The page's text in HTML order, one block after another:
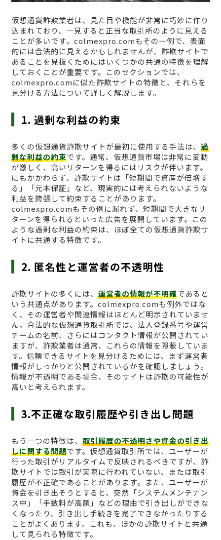
仮想通貨詐欺業者は、見た目や機能が非常に巧妙に作り
込まれており、一見すると正当な取引所のように見える
ことが多いです。colmexpro.comもその一例で、表面
的には合法的に見えるかもしれませんが、詐欺サイトで
あることを見抜くためにはいくつかの共通の特徴を理解
しておくことが重要です。このセクションでは、
colmexpro.comに似た詐欺サイトの特徴と、それらを
見分ける方法について詳しく解説します。
1. 過剰な利益の約束
多くの仮想通貨詐欺サイトが最初に使用する手法は、 過
剰な利益の約束です。通常、仮想通貨市場は非常に変動
が激しく、高いリターンを得るにはリスクが伴います。
にもかかわらず、詐欺サイトは「短期間で資産が倍増す
る」「元本保証」など、現実的には考えられないような
利益を誇張して約束することがあります。
colmexpro.comもその例に漏れず、短期間で大きなリ
ターンを得られるといった広告を展開しています。この
ような過剰な利益の約束は、ほぼ全ての仮想通貨詐欺サ
イトに共通する特徴です。
2. 匿名性と運営者の不透明性
詐欺サイトの多くには、 運営者の情報が不明確であると
いう共通点があります。colmexpro.comも例外ではな
く、その運営者や関連情報はほとんど明示されていませ
ん。合法的な仮想通貨取引所では、法人登録番号や運営
チームの名前、さらにはコンタクト情報が公開されてい
ますが、詐欺業者は通常、これらの情報を隠蔽していま
す。信頼できるサイトを見分けるためには、まず運営者
情報がしっかりと公開されているかを確認しましょう。
情報が不透明である場合、そのサイトは詐欺の可能性が
高いと考えられます。
3.不正確な取引履歴や引き出し問題
もう一つの特徴は、 取引履歴の不透明さや資金の引き出
しに関する問題です。仮想通貨取引所では、ユーザーが
行った取引がリアルタイムで反映されるべきですが、詐
欺サイトでは取引が実際に行われていない、または取引
履歴が不正確であることがあります。また、ユーザーが
資金を引き出そうとすると、突然「システムメンテナン
ス中」「手数料が高額」などの理由で引き出しができな
くなったり、引き出し手続きを完了できなかったりする
ことがよくあります。これも、ほかの詐欺サイトと共通
して見られる特徴です。